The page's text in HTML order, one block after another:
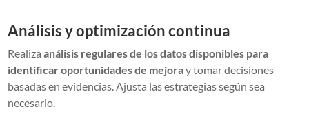
Análisis y optimización continua
Realizaanálisis regulares de los datos disponibles para
identificar oportunidades de mejoray tomar decisiones
basadas en evidencias. Ajusta las estrategias según sea
necesario.